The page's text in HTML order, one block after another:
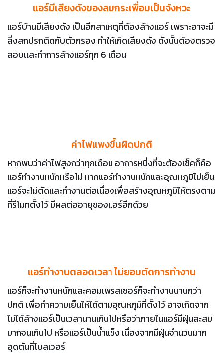
แอร์มีเสียงดังของลมกระเพื่อมเป็นจังหวะ
แอร์บ้านมีเสียงดัง เป็นอีกสาเหตุที่ต้องล้างแอร์ เพราะอาจะมี
สิ่งสกปรกติดกับตัวกรอง ทำให้เกิดเสียงดัง ดังนั้นต้องตรวจ
สอบเเละทำการล้างแอร์ทุก 6 เดือน
ค่าไฟแพงขึ้นผิดปกติ
หากพบว่าค่าไฟสูงกว่าทุกเดือน อาการหนึ่งที่จะต้องเช็คก็คือ
แอร์ทำงานหนักหรือไม่ หากแอร์ทำงานหนักและอุณหภูมิไม่เย็น
แอร์จะไม่ตัดและทำงานต่อเนื่องเพื่อสร้างอุณหภูมิให้ตรงตาม
ที่รีโมทตั้งไว้ มีผลต่ออายุของแอร์อีกด้วย
แอร์ทำงานตลอดเวลา ไม่ยอมตัดการทำงาน
แอร์ก็จะทำงานหนักและคอมเพรสเซอร์ก็จะทำงานนานกว่า
ปกติ เพื่อทำความเย็นให้ได้ตามอุณหภูมิที่ตั้งไว้ อาจเกิดจาก
ไม่ได้ล้างแอร์เป็นเวลานานเกินไปหรือว่าภายในแอร์มีฝุ่นสะสม
มากจนเกินไป หรือแอร์เป็นน้ำแข็ง เนื่องจากมีฝุ่นจำนวนมาก
อุดตันที่โบลเวอร์